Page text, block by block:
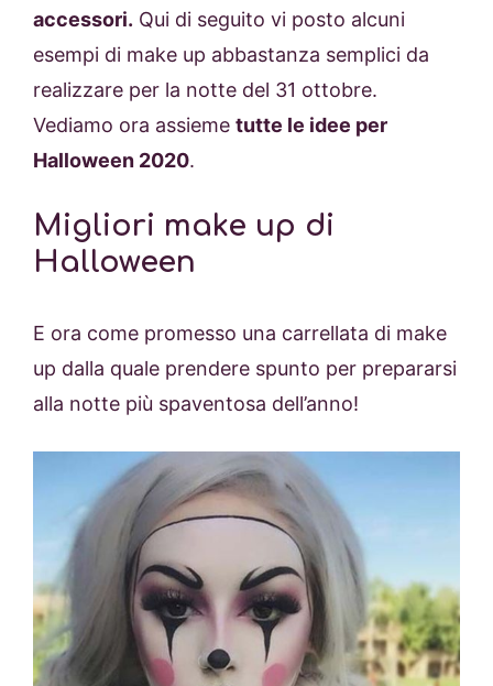
accessori. Qui di seguito vi posto alcuni
esempi di make up abbastanza semplici da
realizzare per la notte del 31 ottobre.
Vediamo ora assieme tutte le idee per
Halloween 2020.
Migliori make up di
Halloween
E ora come promesso una carrellata di make
up dalla quale prendere spunto per prepararsi
alla notte più spaventosa dell’anno!